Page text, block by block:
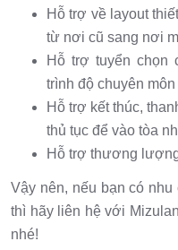
Hỗ trợ về layout
từ nơi cũ sang nơi
Hỗ trợ tuyển chọn
trình độ chuyên môn
Hỗ trợ kết thúc,
thủ tục để vào tòa
Hỗ trợ thương
Vậy nên, nếu bạn có
thì hãy liên hệ với
nhé!